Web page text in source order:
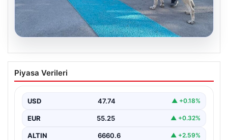
Dünyaca ünlü “Bozkırın aslanları”
podyuma çıktı. Kangallar en güzel
{“title”: “Dünyaca Ünlü ‘Bozkırın Aslanları’ Podyuma
“content”:…
Piyasa Verileri
USD 47.74 ▲ +0.18%
EUR 55.25 ▲ +0.32%
ALTIN 6660.6 ▲ +2.59%